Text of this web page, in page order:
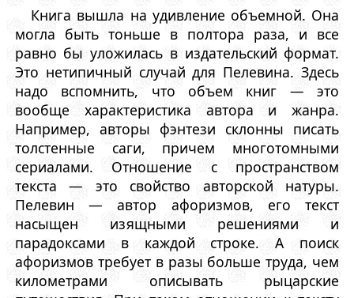
Книга вышла на удивление объемной. Она
могла быть тоньше в полтора раза, и все
равно бы уложилась в издательский формат.
Это нетипичный случай для Пелевина. Здесь
надо вспомнить, что объем книг — это
вообще характеристика автора и жанра.
Например, авторы фэнтези склонны писать
толстенные саги, причем многотомными
сериалами. Отношение с пространством
текста — это свойство авторской натуры.
Пелевин — автор афоризмов, его текст
насыщен изящными решениями и
парадоксами в каждой строке. А поиск
афоризмов требует в разы больше труда, чем
километрами описывать рыцарские